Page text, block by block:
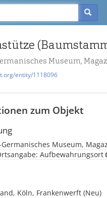
Museum,
entity/1118096
zum Objekt
Germanisches Museum,
Aufbewahrungsort
Köln, Frankenwerft (Neu)